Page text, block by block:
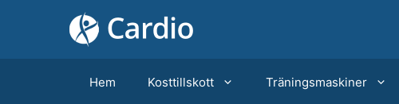
Hem Kosttillskott Träningsmaskiner